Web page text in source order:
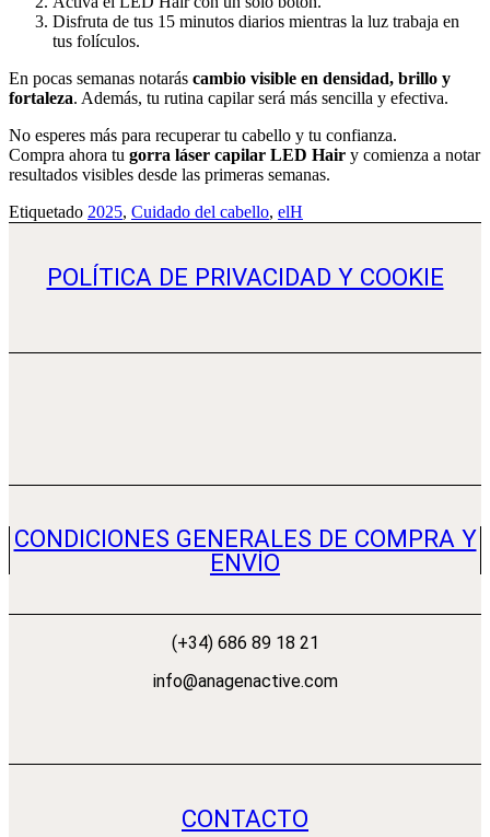
Disfruta de tus 15 minutos diarios mientras la luz trabaja en
tus folículos.
En pocas semanas notarás cambio visible en densidad, brillo y
fortaleza. Además, tu rutina capilar será más sencilla y efectiva.
No esperes más para recuperar tu cabello y tu confianza.
Compra ahora tu gorra láser capilar LED Hair y comienza a notar
resultados visibles desde las primeras semanas.
Etiquetado 2025, Cuidado del cabello, elH
POLÍTICA DE PRIVACIDAD Y COOKIE
CONDICIONES GENERALES DE COMPRA Y
ENVÍO
(+34) 686 89 18 21
info@anagenactive.com
CONTACTO